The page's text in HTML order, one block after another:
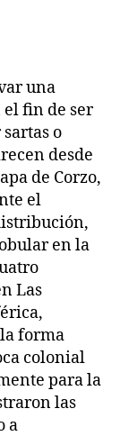
una
fin de ser
o
desde
de Corzo,
el
en la
Las
forma
colonial
para la
las
a